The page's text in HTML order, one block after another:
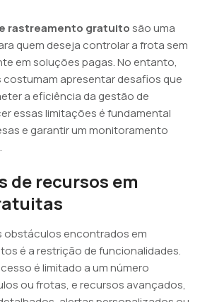
rastreamento gratuito são uma
quem deseja controlar a frota sem
em soluções pagas. No entanto,
costumam apresentar desafios que
a eficiência da gestão de
essas limitações é fundamental
e garantir um monitoramento
de recursos em
obstáculos encontrados em
é a restrição de funcionalidades.
é limitado a um número
ou frotas, e recursos avançados,